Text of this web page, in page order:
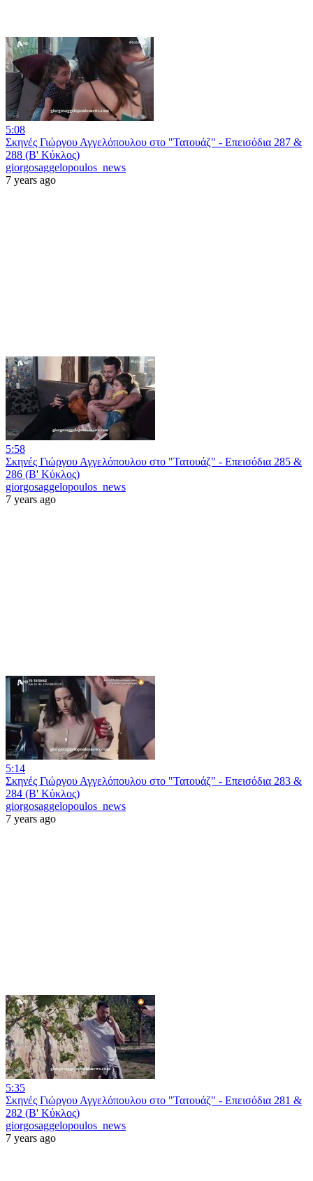
5:08
Σκηνές Γιώργου Αγγελόπουλου στο "Τατουάζ" - Επεισόδια 287 &
288 (Β' Κύκλος)
giorgosaggelopoulos_news
7 years ago
5:58
Σκηνές Γιώργου Αγγελόπουλου στο "Τατουάζ" - Επεισόδια 285 &
286 (Β' Κύκλος)
giorgosaggelopoulos_news
7 years ago
5:14
Σκηνές Γιώργου Αγγελόπουλου στο "Τατουάζ" - Επεισόδια 283 &
284 (Β' Κύκλος)
giorgosaggelopoulos_news
7 years ago
5:35
Σκηνές Γιώργου Αγγελόπουλου στο "Τατουάζ" - Επεισόδια 281 &
282 (Β' Κύκλος)
giorgosaggelopoulos_news
7 years ago